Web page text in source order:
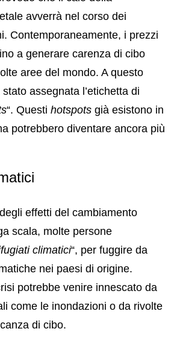
avverrà nel corso dei
Contemporaneamente, i prezzi
a generare carenza di cibo
aree del mondo. A questo
assegnata l’etichetta di
“. Questi hotspots già esistono in
potrebbero diventare ancora più
effetti del cambiamento
scala, molte persone
climatici“, per fuggire da
nei paesi di origine.
potrebbe venire innescato da
come le inondazioni o da rivolte
di cibo.